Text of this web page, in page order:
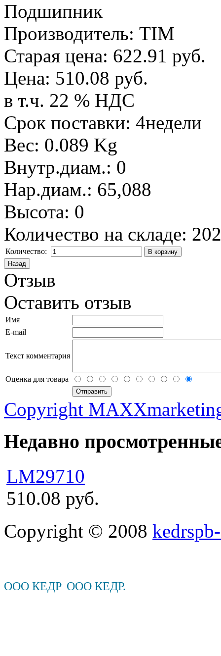
Подшипник
Производитель: TIM
Старая цена: 622.91 руб.
Цена: 510.08 руб.
в т.ч. 22 % НДС
Срок поставки: 4недели
Вес: 0.089 Kg
Внутр.диам.: 0
Нар.диам.: 65,088
Высота: 0
Количество на складе: 202
Количество:
Отзыв
Оставить отзыв
Имя
E-mail
Текст комментария
Оценка для товара
Copyright
Недавно
LM29710
510.08 руб.
Copyright © 2008
ООО КЕДР ООО КЕДР.